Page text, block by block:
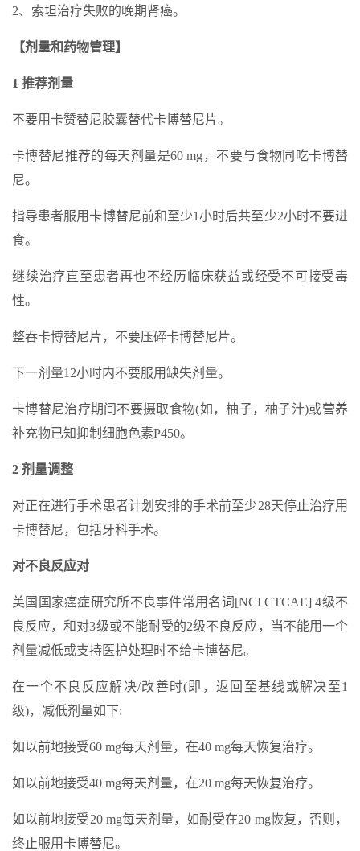
2、索坦治疗失败的晚期肾癌。
【剂量和药物管理】
1 推荐剂量
不要用卡赞替尼胶囊替代卡博替尼片。
卡博替尼推荐的每天剂量是60 mg，不要与食物同吃卡博替
尼。
指导患者服用卡博替尼前和至少1小时后共至少2小时不要进
食。
继续治疗直至患者再也不经历临床获益或经受不可接受毒
性。
整吞卡博替尼片，不要压碎卡博替尼片。
下一剂量12小时内不要服用缺失剂量。
卡博替尼治疗期间不要摄取食物(如，柚子，柚子汁)或营养
补充物已知抑制细胞色素P450。
2 剂量调整
对正在进行手术患者计划安排的手术前至少28天停止治疗用
卡博替尼，包括牙科手术。
对不良反应对
美国国家癌症研究所不良事件常用名词[NCI CTCAE] 4级不
良反应，和对3级或不能耐受的2级不良反应，当不能用一个
剂量减低或支持医护处理时不给卡博替尼。
在一个不良反应解决/改善时(即，返回至基线或解决至1
级)，减低剂量如下:
如以前地接受60 mg每天剂量，在40 mg每天恢复治疗。
如以前地接受40 mg每天剂量，在20 mg每天恢复治疗。
如以前地接受20 mg每天剂量，如耐受在20 mg恢复，否则，
终止服用卡博替尼。